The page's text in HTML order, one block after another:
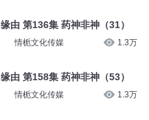
缘由 第136集 药神非神（31）
情栀文化传媒 1.3万
缘由 第158集 药神非神（53）
情栀文化传媒 1.3万